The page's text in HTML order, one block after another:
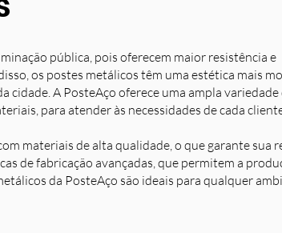
pública, pois oferecem maior resistência e
os postes metálicos têm uma estética mais
cidade. A PosteAço oferece uma ampla variedade
para atender às necessidades de cada
materiais de alta qualidade, o que garante sua
de fabricação avançadas, que permitem a
da PosteAço são ideais para qualquer